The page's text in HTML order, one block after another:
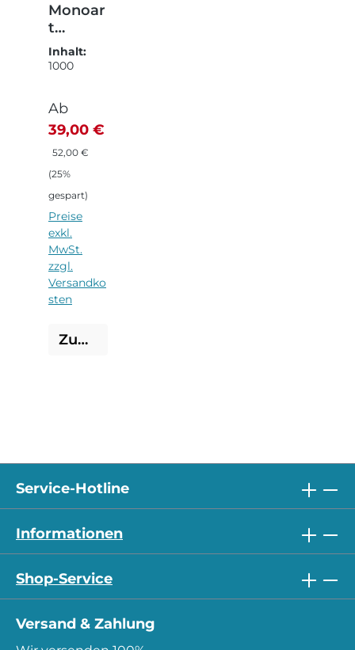
Monoar
t
Zelltuch
serviett
Inhalt:
1000
Stück)
Verkaufspreis:
Ab
39,00 €
Regulärer Preis:
52,00 €
(25%
gespart)
Preise
exkl.
MwSt.
zzgl.
Versandko
sten
Zum Produkt
Service-Hotline
Informationen
Shop-Service
Versand & Zahlung